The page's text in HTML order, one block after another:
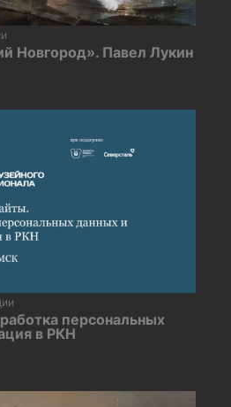
Новгород». Павел Лукин
персональных
в РКН